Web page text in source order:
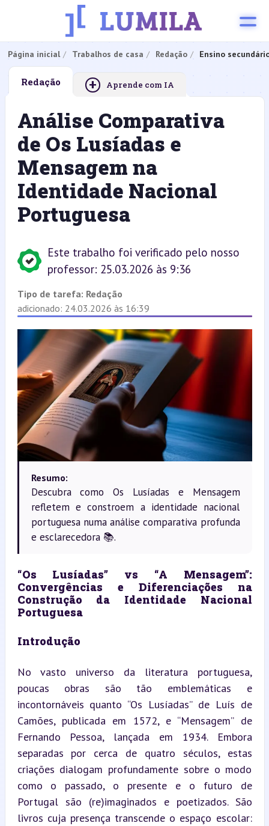
Página inicial Trabalhos de casa Redação Ensino
Redação + Aprende com IA
Análise Comparativa
de Os Lusíadas e
Mensagem na
Identidade Nacional
Portuguesa
Este trabalho foi verificado pelo nosso
professor: 25.03.2026 às 9:36
Tipo de tarefa: Redação
adicionado: 24.03.2026 às 16:39
Resumo:
Descubra como Os Lusíadas e Mensagem
refletem e constroem a identidade nacional
portuguesa numa análise comparativa profunda
e esclarecedora 📚.
“Os Lusíadas” vs “A Mensagem”:
Convergências e Diferenciações na
Construção da Identidade Nacional
Portuguesa
Introdução
No vasto universo da literatura portuguesa,
poucas obras são tão emblemáticas e
incontornáveis quanto “Os Lusíadas” de Luís de
Camões, publicada em 1572, e “Mensagem” de
Fernando Pessoa, lançada em 1934. Embora
separadas por cerca de quatro séculos, estas
criações dialogam profundamente sobre o modo
como o passado, o presente e o futuro de
Portugal são (re)imaginados e poetizados. São
livros cuja presença transcende o espaço escolar: